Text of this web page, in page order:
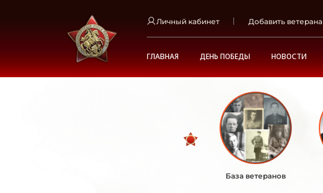
Личный кабинет Добавить ветерана
ГЛАВНАЯ ДЕНЬ ПОБЕДЫ НОВОСТИ
База ветеранов